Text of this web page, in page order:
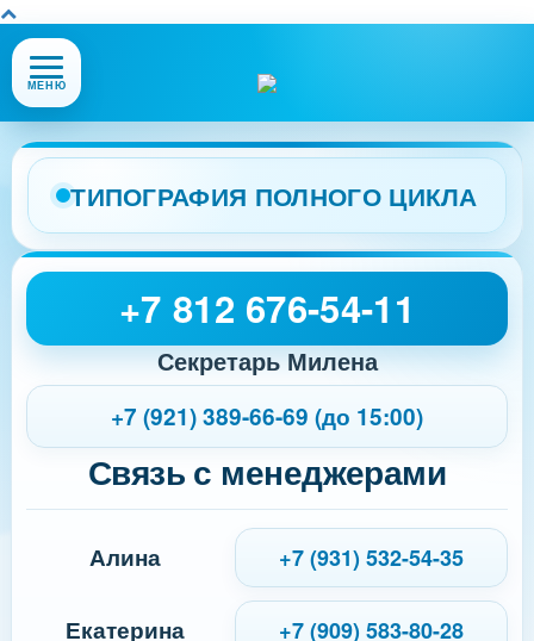
Открыть
или
меню
сайта
МЕНЮ
ТИПОГРАФИЯ ПОЛНОГО ЦИКЛА
+7 812 676-54-11
Секретарь Милена
+7 (921) 389-66-69 (до 15:00)
Связь с менеджерами
Алина +7 (931) 532-54-35
Екатерина +7 (909) 583-80-28